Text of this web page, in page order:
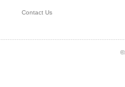
Contact Us